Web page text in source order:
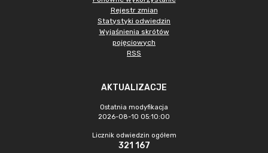
Rejestr zmian
Statystyki odwiedzin
Wyjaśnienia skrótów
pojęciowych
RSS
AKTUALIZACJE
Ostatnia modyfikacja
2026-08-10 05:10:00
Licznik odwiedzin ogółem
321 167